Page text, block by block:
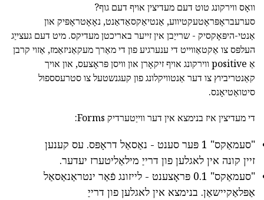
וואָס ווירקונג טוט דעם מעדיצין אויף דעם גוף?
סערעבראָפּראָטעקטיווע, אַנטיאַקסאַדאַנט, נאָאָטראָפּיק און
אַנטי-היפּאָקסיק - שרייַבן אין זייער באריכטן מעדיקס. מיט דעם געצייַג
העלפּס צו אַקטאַווייט די ענערגיע פון די מאַרך מעקאַניזאַמז, אַזוי קרבן
אַ positive ווירקונג אויף זיקאָרן און וויסן פּראָצעס, און אויך
קאַנטריביוץ צו דער אַנטוויקלונג פון קעגנשטעל צו סטרעסספול
סיטואַטיאָנס.
די מעדיצין איז בנימצא אין דער ווייַטערדיק Forms:
"סעמאַקס" 1 פּער סענט - נאַסאַל דראָפּס. עס קענען
זיין קונה אין לאגלען פון דרייַ מילאַליטערז יעדער.
"סעמאַקס" 0.1 פּראָצענט - לייזונג פֿאַר ינטראַנאַסאַל
אַפּלאַקיישאַן. בנימצא אין לאגלען פון דרייַ